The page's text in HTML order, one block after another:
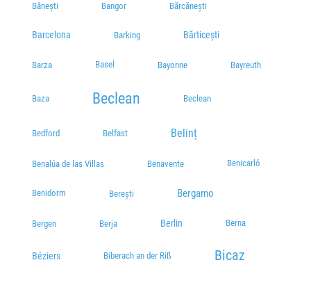
Bănești Bangor Bărcănești
Barcelona Barking Bărticești
Barza Basel Bayonne Bayreuth
Baza Beclean Beclean
Bedford Belfast Belinț
Benalúa de las Villas Benavente Benicarló
Benidorm Berești Bergamo
Bergen Berja Berlin Berna
Béziers Biberach an der Riß Bicaz